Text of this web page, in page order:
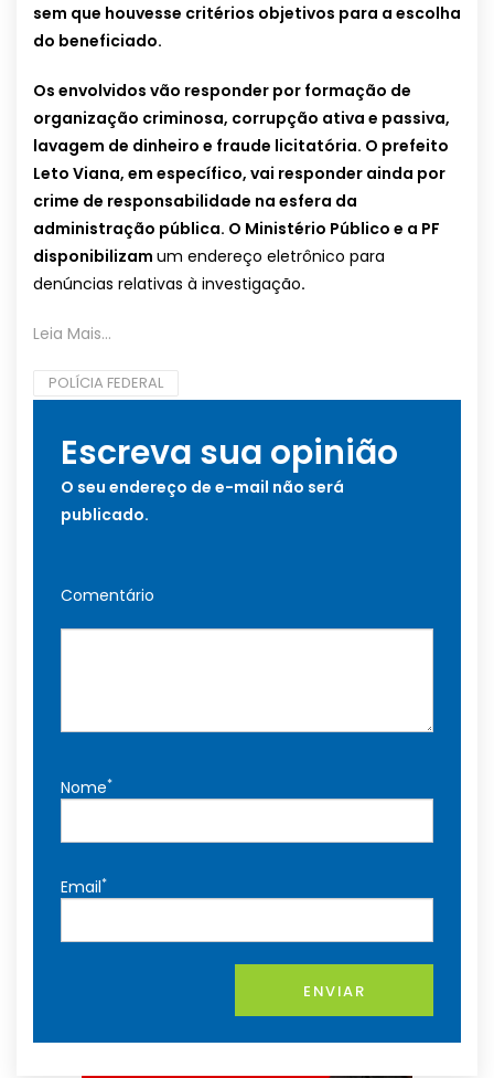
sem que houvesse critérios objetivos para a escolha
do beneficiado.
Os envolvidos vão responder por formação de
organização criminosa, corrupção ativa e passiva,
lavagem de dinheiro e fraude licitatória. O prefeito
Leto Viana, em específico, vai responder ainda por
crime de responsabilidade na esfera da
administração pública. O Ministério Público e a PF
disponibilizam um endereço eletrônico para
denúncias relativas à investigação.
Leia Mais…
POLÍCIA FEDERAL
Escreva sua opinião
O seu endereço de e-mail não será
publicado.
Comentário
Nome*
Email*
ENVIAR